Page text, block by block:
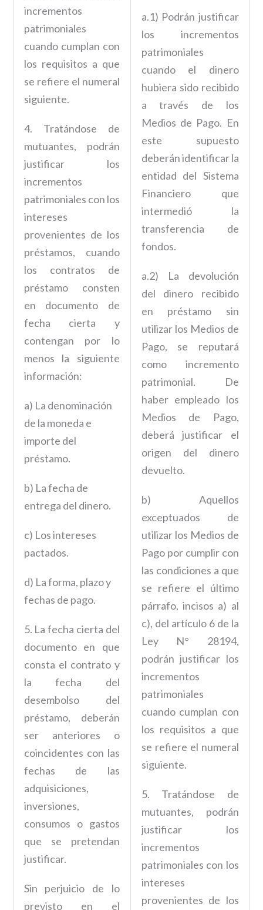
incrementos
patrimoniales
cuando cumplan con
los requisitos a que
se refiere el numeral
siguiente.
4. Tratándose de
mutuantes, podrán
justificar los
incrementos
patrimoniales con los
intereses
provenientes de los
préstamos, cuando
los contratos de
préstamo consten
en documento de
fecha cierta y
contengan por lo
menos la siguiente
información:
a) La denominación
de la moneda e
importe del
préstamo.
b) La fecha de
entrega del dinero.
c) Los intereses
pactados.
d) La forma, plazo y
fechas de pago.
5. La fecha cierta del
documento en que
consta el contrato y
la fecha del
desembolso del
préstamo, deberán
ser anteriores o
coincidentes con las
fechas de las
adquisiciones,
inversiones,
consumos o gastos
que se pretendan
justificar.
Sin perjuicio de lo
previsto en el
a.1) Podrán justificar
los incrementos
patrimoniales
cuando el dinero
hubiera sido recibido
a través de los
Medios de Pago. En
este supuesto
deberán identificar la
entidad del Sistema
Financiero que
intermedió la
transferencia de
fondos.
a.2) La devolución
del dinero recibido
en préstamo sin
utilizar los Medios de
Pago, se reputará
como incremento
patrimonial. De
haber empleado los
Medios de Pago,
deberá justificar el
origen del dinero
devuelto.
b) Aquellos
exceptuados de
utilizar los Medios de
Pago por cumplir con
las condiciones a que
se refiere el último
párrafo, incisos a) al
c), del artículo 6 de la
Ley N° 28194,
podrán justificar los
incrementos
patrimoniales
cuando cumplan con
los requisitos a que
se refiere el numeral
siguiente.
5. Tratándose de
mutuantes, podrán
justificar los
incrementos
patrimoniales con los
intereses
provenientes de los